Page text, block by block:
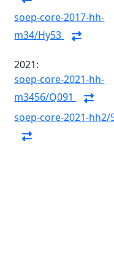
soep-core-2017-hh-
m34/Hy53
2021:
soep-core-2021-hh-
m3456/Q091
soep-core-2021-hh2/